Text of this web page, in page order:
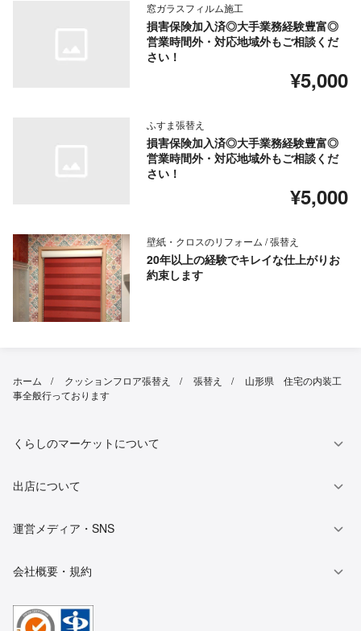
窓ガラスフィルム施工
損害保険加入済◎大手業務経験豊富◎
営業時間外・対応地域外もご相談くだ
さい！
¥5,000
ふすま張替え
損害保険加入済◎大手業務経験豊富◎
営業時間外・対応地域外もご相談くだ
さい！
¥5,000
壁紙・クロスのリフォーム / 張替え
20年以上の経験でキレイな仕上がりお
約束します
ホーム クッションフロア張替え 張替え
山形県 住宅の内装工
事全般行っております
くらしのマーケットについて
出店について
運営メディア・SNS
会社概要・規約